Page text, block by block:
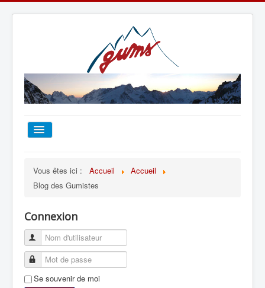
TOUT SUR LE GUMS
ESCALADE
ALPINISME
SKI DE RANDONNÉE
Vous êtes ici : Accueil
Accueil
Blog des Gumistes
Connexion
Se souvenir de moi